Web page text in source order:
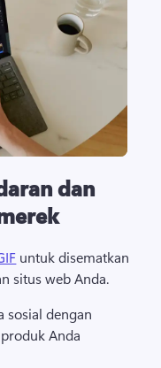
dan
untuk disematkan
situs web Anda.
sosial dengan
Anda